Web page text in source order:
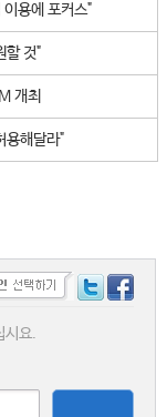
용에 포커스"
할 것"
개최
용해달라"
시요.